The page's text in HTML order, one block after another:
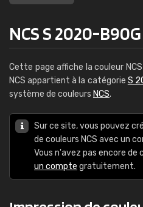
NCS S 2020-B90G
Cette page affiche la couleur NCS
NCS appartient à la catégorie S
système de couleurs NCS.
Sur ce site, vous pouvez
de couleurs NCS avec un
Vous n'avez pas encore de
un compte gratuitement.